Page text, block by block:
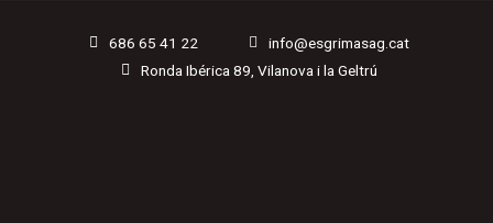
686 65 41 22
info@esgrimasag.cat
Ronda Ibérica 89, Vilanova i la Geltrú